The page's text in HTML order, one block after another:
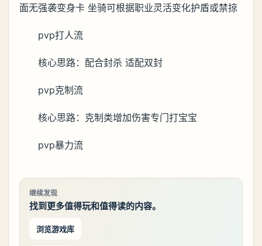
面无强袭变身卡 坐骑可根据职业灵活变化护盾或禁掠
pvp打人流
核心思路：配合封杀 适配双封
pvp克制流
核心思路：克制类增加伤害专门打宝宝
pvp暴力流
继续发现
找到更多值得玩和值得读的内容。
浏览游戏库